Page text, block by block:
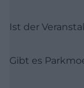
Ist der
Gibt es